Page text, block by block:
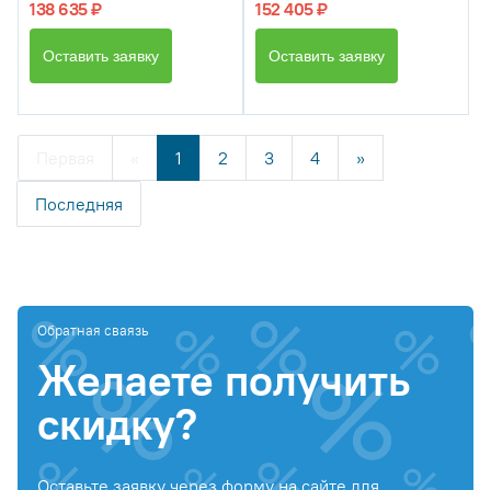
138 635 ₽
Оставить заявку
152 405 ₽
Оставить заявку
1 2 3 4 »
Последняя
Обратная сваязь
Желаете получить
скидку?
Оставьте заявку через форму на сайте для